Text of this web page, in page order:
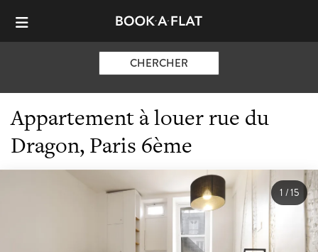
CHERCHER
Appartement à louer rue du
Dragon, Paris 6ème
1/15